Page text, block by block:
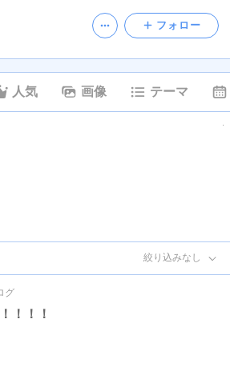
フォロー
人気 画像 テーマ
絞り込みなし
グ
！！！